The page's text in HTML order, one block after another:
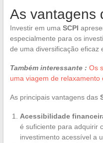
As vantagens
Investir em uma SCPI
especialmente para os
de uma diversificação eficaz
Também interessante : Os
uma viagem de relaxamento
As principais vantagens das
Acessibilidade
é suficiente para adquirir
investimento acessível a